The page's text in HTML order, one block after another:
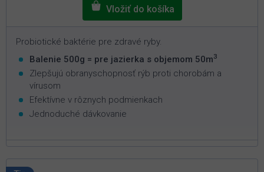
Probiotické baktérie pre zdravé ryby.
Balenie 500g = pre jazierka s objemom 50m3
Zlepšujú obranyschopnosť rýb proti chorobám a
vírusom
Efektívne v rôznych podmienkach
Jednoduché dávkovanie